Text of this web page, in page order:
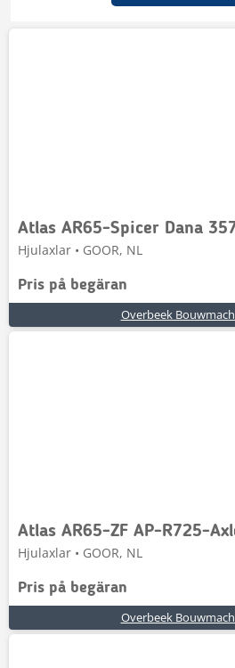
Hjulaxlar • GOOR, NL
Pris på begäran
Overbeek
Hjulaxlar • GOOR, NL
Pris på begäran
Overbeek